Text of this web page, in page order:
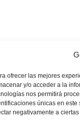
ofrecer las mejores
y/o acceder a la
nos permitirá
únicas en este
negativamente a
de cookies